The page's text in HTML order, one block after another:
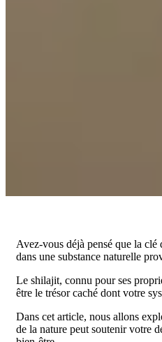
Avez-vous déjà pensé que la clé
dans une substance naturelle
Le shilajit, connu pour ses
être le trésor caché dont votre
Dans cet article, nous allons
de la nature peut soutenir votre